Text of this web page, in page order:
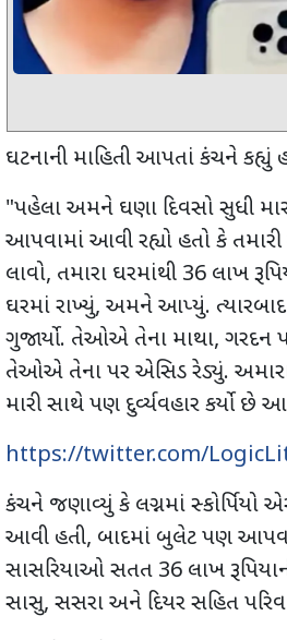
ઘટનાની માહિતી આપતાં કંચને કહ્યું
"પહેલા અમને ઘણા દિવસો સુધી
આપવામાં આવી રહ્યો હતો કે
લાવો, તમારા ઘરમાંથી 36 લાખ
ઘરમાં રાખ્યું, અમને આપ્યું.
ગુજાર્યો. તેઓએ તેના માથા, ગરદન
તેઓએ તેના પર એસિડ રેડ્યું. અમારા
મારી સાથે પણ દુર્વ્યવહાર કર્યો છે
https://twitter.com/
કંચને જણાવ્યું કે લગ્નમાં
આવી હતી, બાદમાં બુલેટ પણ
સાસરિયાઓ સતત 36 લાખ
સાસુ, સસરા અને દિયર સહિત